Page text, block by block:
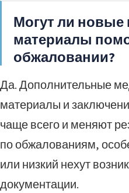
Могут ли новые
материалы
обжаловании?
Да. Дополнительные
материалы и
чаще всего и меняют
по обжалованиям,
или низкий нехут
документации.